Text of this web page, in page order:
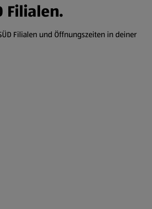
Filialen.
Filialen und Öffnungszeiten in deiner